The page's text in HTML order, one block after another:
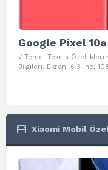
Google Pixel
√ Temel Teknik Özellikleri
Bilgileri. Ekran: 6.3 inç,
Xiaomi Mobil